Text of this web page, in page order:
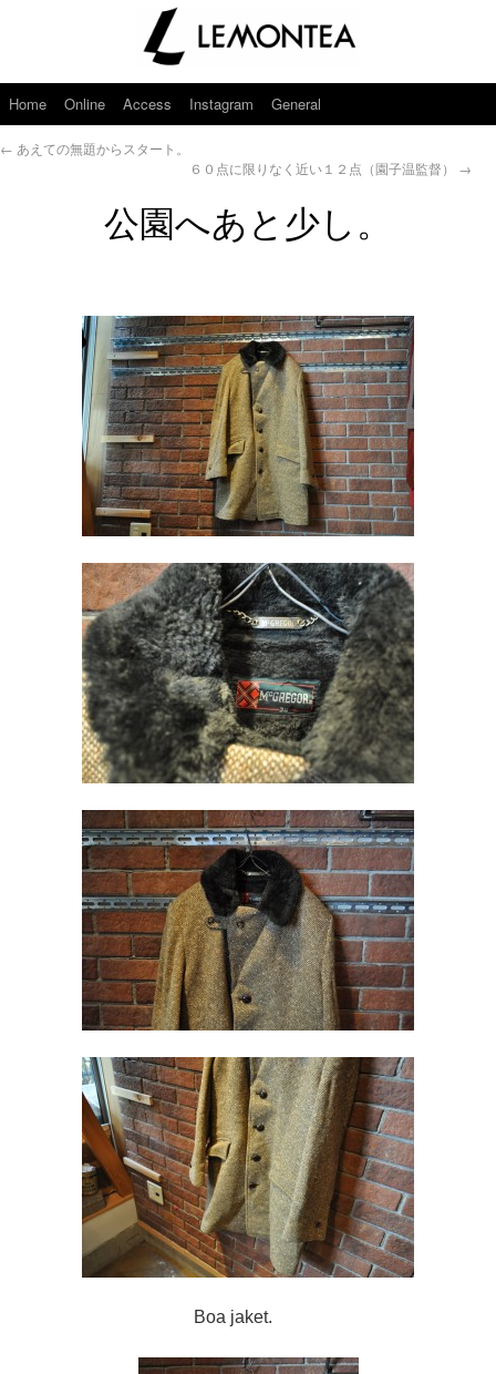
Home Online Access Instagram General
← あえての無題からスタート。
６０点に限りなく近い１２点（園子温監督） →
公園へあと少し。
Boa jaket.